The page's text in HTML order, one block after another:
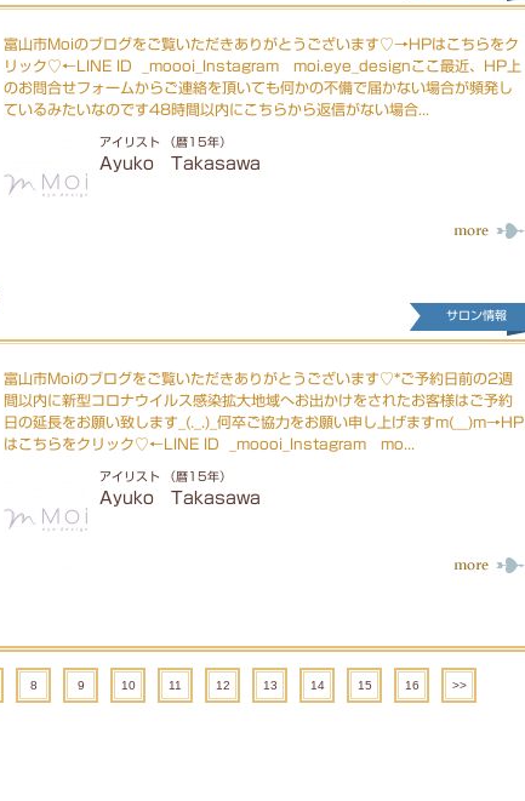
富山市Moiのブログをご覧いただきありがとうございます♡→HPはこちらをク
リック♡←LINE ID _moooi_Instagram moi.eye_designここ最近、HP上
のお問合せフォームからご連絡を頂いても何かの不備で届かない場合が頻発し
ているみたいなのです48時間以内にこちらから返信がない場合...
アイリスト （暦15年）
Ayuko Takasawa
サロン情報
富山市Moiのブログをご覧いただきありがとうございます♡*ご予約日前の2週
間以内に新型コロナウイルス感染拡大地域へお出かけをされたお客様はご予約
日の延長をお願い致します_(._.)_何卒ご協力をお願い申し上げますm(__)m→HP
はこちらをクリック♡←LINE ID _moooi_Instagram mo...
アイリスト （暦15年）
Ayuko Takasawa
8 9 10 11 12 13 14 15 16 >>